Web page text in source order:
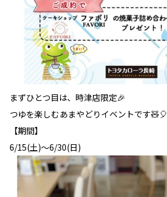
まずひとつ目は、時津店限定🎉
つゆを楽しむあまやどりイベントです🧸🎈
【期間】
6/15(土)～6/30(日)